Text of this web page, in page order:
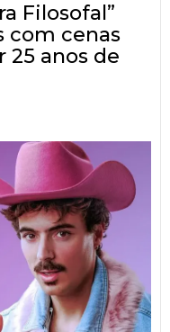
Filosofal”
com cenas
25 anos de